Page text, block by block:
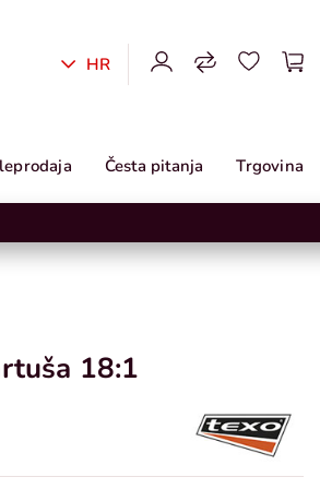
HR
Česta pitanja Trgovina
18:1